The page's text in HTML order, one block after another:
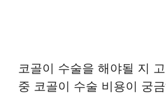
코골이 수술을 해야될 지
중 코골이 수술 비용이 궁